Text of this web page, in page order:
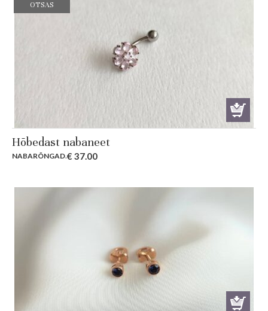
OTSAS
Hõbedast nabaneet
NABARÕNGAD.€ 37.00